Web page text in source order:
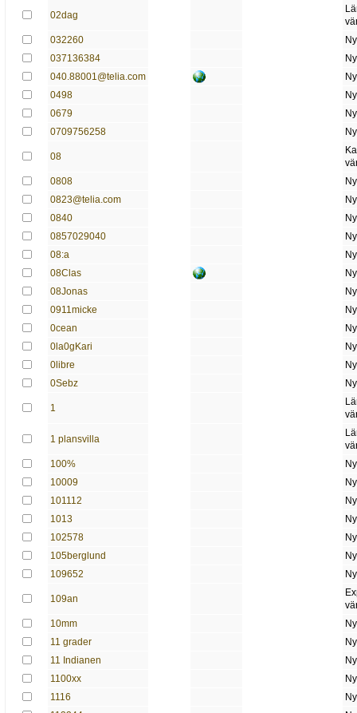
02dag
032260
037136384
040.88001@telia.com
0498
0679
0709756258
08
0808
0823@telia.com
0840
0857029040
08:a
08Clas
08Jonas
0911micke
0cean
0la0gKari
0libre
0Sebz
1
1 plansvilla
100%
10009
101112
1013
102578
105berglund
109652
109an
10mm
11 grader
11 Indianen
1100xx
1116